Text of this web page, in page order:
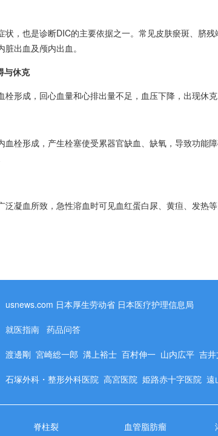
状，也是诊断DIC的主要依据之一。常见皮肤瘀斑、脐
脏出血及颅内出血。
与休克
栓形成，回心血量和心排出量不足，血压下降，出现休
血栓形成，产生栓塞使受累器官缺血、缺氧，导致功能
泛凝血所致，急性溶血时可见血红蛋白尿、黄疸、发热等
usnews.com 日本厚生劳动省 日本医疗护理信息局
就医指南 药品问答
渡邊剛 宮崎総一郎 溝上裕士 百村伸一 山内広平 吉
石塚外科・整形外科医院 高宮医院 姫路赤十字医院 遠
脊柱裂 血管脂肪瘤